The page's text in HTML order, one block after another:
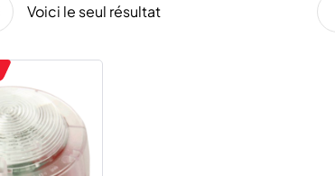
Voici le seul résultat